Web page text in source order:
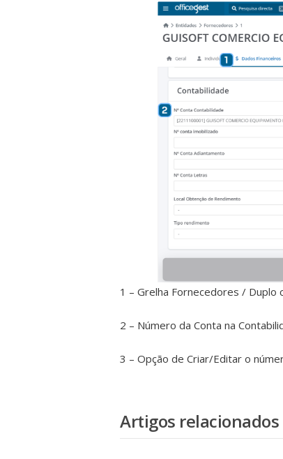
1 – Grelha Fornecedores / Duplo
2 – Número da Conta na
3 – Opção de Criar/Editar o
Artigos relacionados